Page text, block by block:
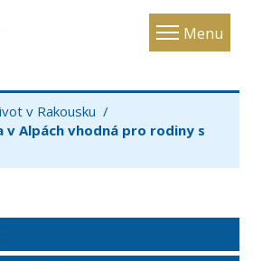
Menu
Toggle
v Rakousku
v Alpách vhodná pro rodiny s